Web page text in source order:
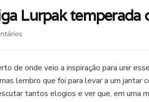
Lurpak temperada
temperada
nozes
e
de onde veio a inspiração para unir
lembro que foi para levar a um jantar
tantos elogios e ver que, em uma